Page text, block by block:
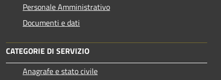
Personale Amministrativo
Documenti e dati
CATEGORIE DI SERVIZIO
Anagrafe e stato civile